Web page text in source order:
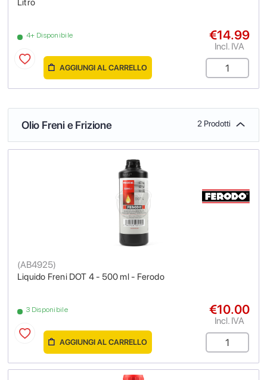
Litro
4+ Disponibile €14.99
Incl. IVA
AGGIUNGI AL CARRELLO
Olio Freni e Frizione 2 Prodotti
Liquido Freni DOT 4 - 500 ml - Ferodo
(AB4925)
3 Disponibile €10.00
Incl. IVA
AGGIUNGI AL CARRELLO